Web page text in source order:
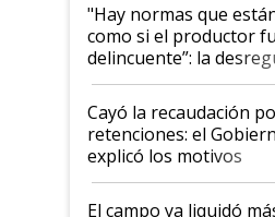
"Hay normas que
como si el productor
delincuente”: la
al Congreso Aapresid
habló del
Cayó la recaudación
retenciones: el
explicó los motivos
El campo ya liquidó